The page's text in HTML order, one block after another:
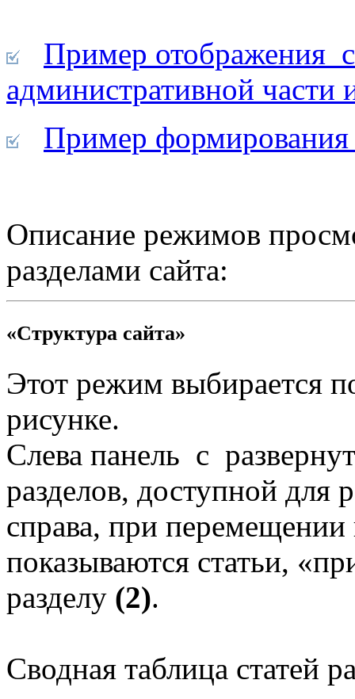
Пример отображения
административной части
Пример формирования
Описание режимов
разделами сайта:
«Структура сайта»
Этот режим выбирается
рисунке.
Слева панель с
разделов, доступной для
справа, при перемещении
показываются статьи,
разделу (2).
Сводная таблица статей